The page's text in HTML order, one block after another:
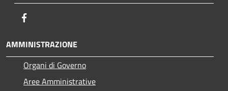
AMMINISTRAZIONE
Organi di Governo
Aree Amministrative